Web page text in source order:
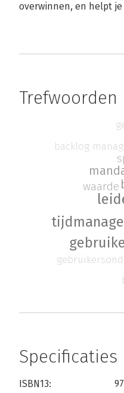
overwinnen, en helpt
Trefwoorden
waarde
backlog
Specificaties
ISBN13: